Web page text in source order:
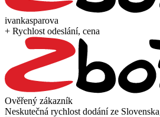
ivankasparova
+ Rychlost odeslání, cena
Ověřený zákazník
Neskutečná rychlost dodání ze